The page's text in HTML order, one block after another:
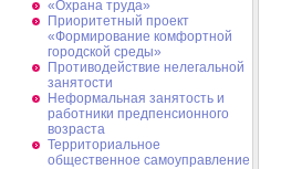
«Охрана труда»
Приоритетный проект
«Формирование комфортной
городской среды»
Противодействие нелегальной
занятости
Неформальная занятость и
работники предпенсионного
возраста
Территориальное
общественное самоуправление